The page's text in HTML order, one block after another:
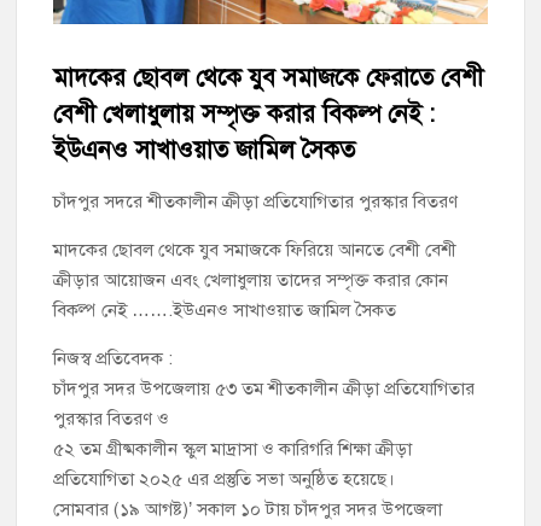
চাঁদপুর পৌর বিএনপির উপদেষ্টা মন্ডলীসহ ১০১ সদস্য বিশিষ্ট পূর্ণাঙ্গ
হাইমচরের হালিম চত্বরের দোকান উচ্ছেদ, ১০ হাজার টাকা জরিমানা
এহসানুল হক মিলন
চাঁদপুর জেলা বিএনপির সিনিয়র সহ-সভাপতি মাহবুব আনোয়ার বাবলুর
মৃত্যুতে স্মরণ সভা ও দোয়া মাহফিল
চাঁদপুর পৌরসভার ২০৫ কোটি টাকার বাজেট ঘোষণা
কচুয়ায় পৃথক অভিযানে ২০১ পিস ইয়াবা ও ৫০ গ্রাম গাঁজাসহ ৩ মাদক
কারবারি গ্রেপ্তার
মাদকের ছোবল থেকে যুব সমাজকে ফেরাতে বেশী
বেশী খেলাধুলায় সম্পৃক্ত করার বিকল্প নেই :
ইউএনও সাখাওয়াত জামিল সৈকত
চাঁদপুর সদরে শীতকালীন ক্রীড়া প্রতিযোগিতার পুরস্কার বিতরণ
মাদকের ছোবল থেকে যুব সমাজকে ফিরিয়ে আনতে বেশী বেশী
ক্রীড়ার আয়োজন এবং খেলাধুলায় তাদের সম্পৃক্ত করার কোন
বিকল্প নেই …….ইউএনও সাখাওয়াত জামিল সৈকত
নিজস্ব প্রতিবেদক :
চাঁদপুর সদর উপজেলায় ৫৩ তম শীতকালীন ক্রীড়া প্রতিযোগিতার
পুরস্কার বিতরণ ও
৫২ তম গ্রীষ্মকালীন স্কুল মাদ্রাসা ও কারিগরি শিক্ষা ক্রীড়া
প্রতিযোগিতা ২০২৫ এর প্রস্তুতি সভা অনুষ্ঠিত হয়েছে।
সোমবার (১৯ আগষ্ট)’ সকাল ১০ টায় চাঁদপুর সদর উপজেলা